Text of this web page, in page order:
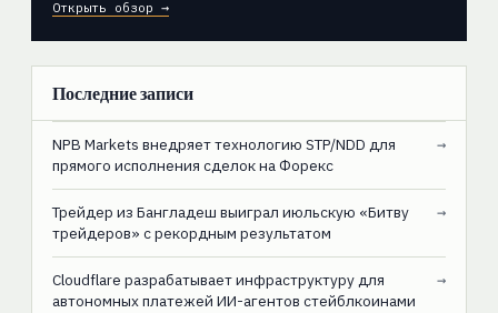
Открыть обзор →
Последние записи
NPB Markets внедряет технологию STP/NDD для
прямого исполнения сделок на Форекс
→
Трейдер из Бангладеш выиграл июльскую «Битву
трейдеров» с рекордным результатом
→
Cloudflare разрабатывает инфраструктуру для
автономных платежей ИИ-агентов стейблкоинами
→